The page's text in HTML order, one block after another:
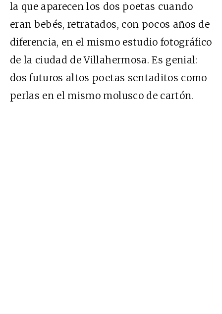
la que aparecen los dos poetas cuando
eran bebés, retratados, con pocos años de
diferencia, en el mismo estudio fotográfico
de la ciudad de Villahermosa. Es genial:
dos futuros altos poetas sentaditos como
perlas en el mismo molusco de cartón.